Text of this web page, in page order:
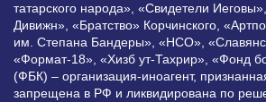
татарского народа», «Свидетели
Дивижн», «Братство» Корчинского,
им. Степана Бандеры», «НСО»,
«Формат-18», «Хизб ут-Тахрир», «Фонд
(ФБК) – организация-иноагент,
запрещена в РФ и ликвидирована по